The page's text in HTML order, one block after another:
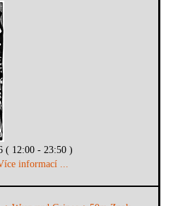
( 12:00 - 23:50 )
informací ...